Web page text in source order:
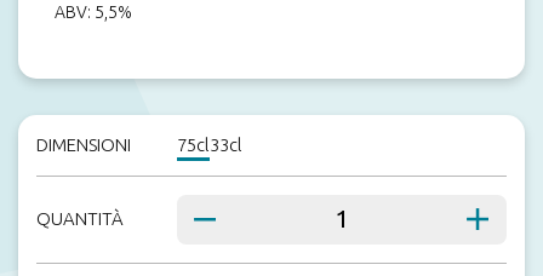
DIMENSIONI 75cl33cl
QUANTITÀ
ABV: 5,5%